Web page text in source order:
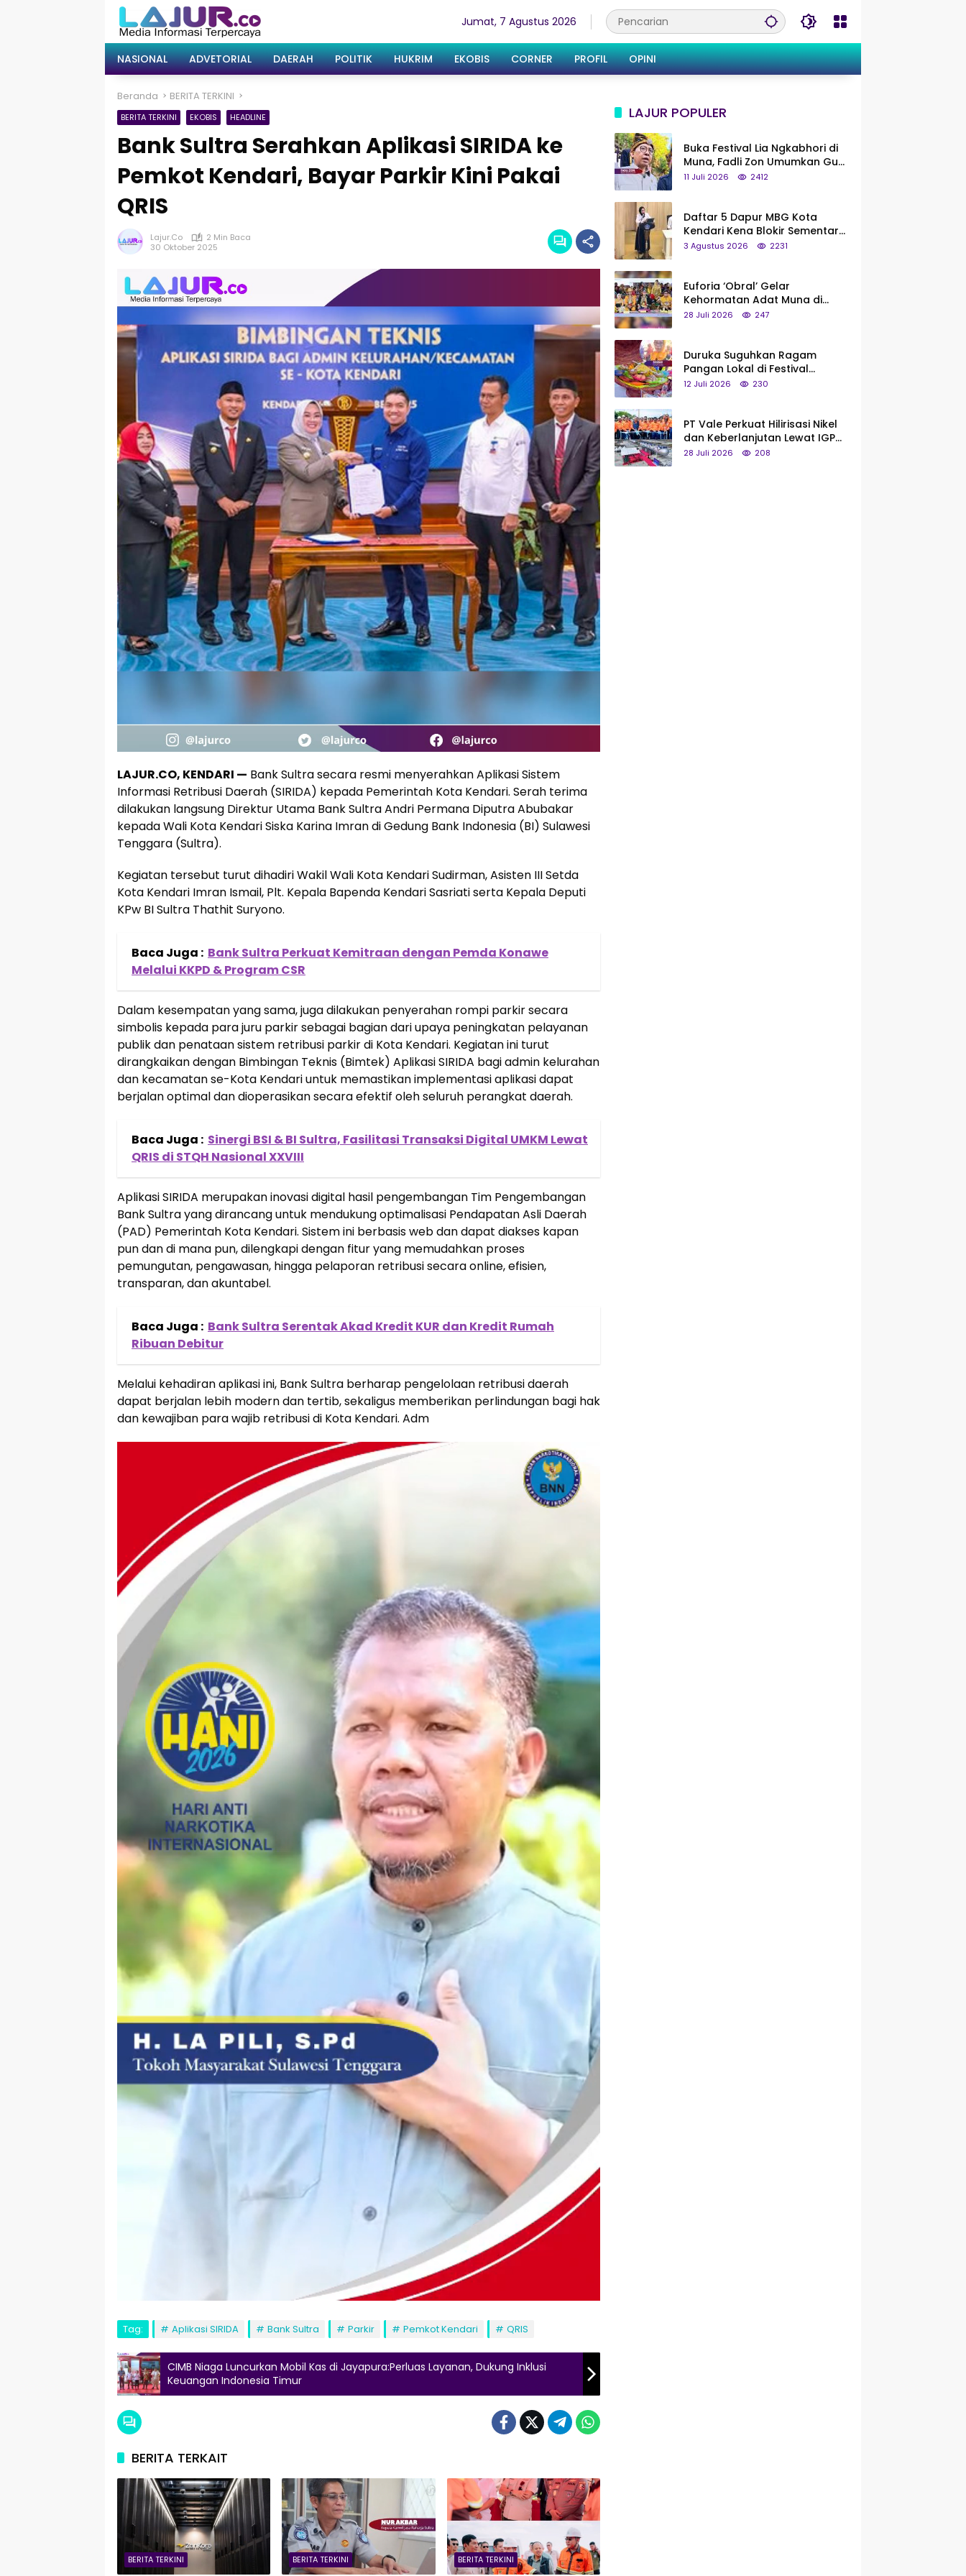
Jumat, 7 Agustus 2026
NASIONAL ADVETORIAL DAERAH POLITIK HUKRIM EKOBIS CORNER PROFIL OPINI
Beranda BERITA TERKINI
BERITA TERKINI EKOBIS HEADLINE
Bank Sultra Serahkan Aplikasi SIRIDA ke
Pemkot Kendari, Bayar Parkir Kini Pakai
QRIS
Lajur.co
2 Min Baca
30 Oktober 2025
LAJUR.CO, KENDARI — Bank Sultra secara resmi menyerahkan Aplikasi Sistem
Informasi Retribusi Daerah (SIRIDA) kepada Pemerintah Kota Kendari. Serah terima
dilakukan langsung Direktur Utama Bank Sultra Andri Permana Diputra Abubakar
kepada Wali Kota Kendari Siska Karina Imran di Gedung Bank Indonesia (BI) Sulawesi
Tenggara (Sultra).
Kegiatan tersebut turut dihadiri Wakil Wali Kota Kendari Sudirman, Asisten III Setda
Kota Kendari Imran Ismail, Plt. Kepala Bapenda Kendari Sasriati serta Kepala Deputi
KPw BI Sultra Thathit Suryono.
Baca Juga : Bank Sultra Perkuat Kemitraan dengan Pemda Konawe
Melalui KKPD & Program CSR
Dalam kesempatan yang sama, juga dilakukan penyerahan rompi parkir secara
simbolis kepada para juru parkir sebagai bagian dari upaya peningkatan pelayanan
publik dan penataan sistem retribusi parkir di Kota Kendari. Kegiatan ini turut
dirangkaikan dengan Bimbingan Teknis (Bimtek) Aplikasi SIRIDA bagi admin kelurahan
dan kecamatan se-Kota Kendari untuk memastikan implementasi aplikasi dapat
berjalan optimal dan dioperasikan secara efektif oleh seluruh perangkat daerah.
Baca Juga : Sinergi BSI & BI Sultra, Fasilitasi Transaksi Digital UMKM Lewat
QRIS di STQH Nasional XXVIII
Aplikasi SIRIDA merupakan inovasi digital hasil pengembangan Tim Pengembangan
Bank Sultra yang dirancang untuk mendukung optimalisasi Pendapatan Asli Daerah
(PAD) Pemerintah Kota Kendari. Sistem ini berbasis web dan dapat diakses kapan
pun dan di mana pun, dilengkapi dengan fitur yang memudahkan proses
pemungutan, pengawasan, hingga pelaporan retribusi secara online, efisien,
transparan, dan akuntabel.
Baca Juga : Bank Sultra Serentak Akad Kredit KUR dan Kredit Rumah
Ribuan Debitur
Melalui kehadiran aplikasi ini, Bank Sultra berharap pengelolaan retribusi daerah
dapat berjalan lebih modern dan tertib, sekaligus memberikan perlindungan bagi hak
dan kewajiban para wajib retribusi di Kota Kendari. Adm
Tag: Aplikasi SIRIDA Bank Sultra Parkir Pemkot Kendari QRIS
CIMB Niaga Luncurkan Mobil Kas di Jayapura:Perluas Layanan, Dukung Inklusi
Keuangan Indonesia Timur
BERITA TERKAIT
BERITA TERKINI BERITA TERKINI BERITA TERKINI
LAJUR POPULER
Buka Festival Lia Ngkabhori di
Muna, Fadli Zon Umumkan Gua
Metanduno Segera Naik Status
11 Juli 2026 2412
Daftar 5 Dapur MBG Kota
Kendari Kena Blokir Sementara
dari Pusat
3 Agustus 2026 2231
Euforia ‘Obral’ Gelar
Kehormatan Adat Muna di
Silaturahmi KKMM, Ridwan Bae:
28 Juli 2026 247
Duruka Suguhkan Ragam
Pangan Lokal di Festival
Liangkobhori, Dari Umbi Rebus
12 Juli 2026 230
PT Vale Perkuat Hilirisasi Nikel
dan Keberlanjutan Lewat IGP
Morowali
28 Juli 2026 208